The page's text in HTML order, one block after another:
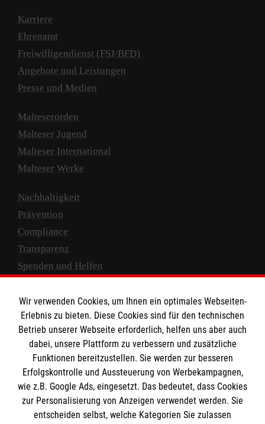
Karriere
Ehrenamt
Freiwilligendienst (FSJ/BFD)
Angebote und Leistungen
Presse und Medien
Malteserorden
Malteser Jugend
Malteser International
Malteser Werke
Nachhaltigkeit
Prävention
Compliance
Transparenz
Spenden und Helfen
Empfänger: Malteser Hilfsdienst e.V.
IBAN: DE10 3706 0120 1201 2000 12
BIC: GENODED 1PA7
Wir verwenden Cookies, um Ihnen ein optimales Webseiten-
Erlebnis zu bieten. Diese Cookies sind für den technischen
Betrieb unserer Webseite erforderlich, helfen uns aber auch
dabei, unsere Plattform zu verbessern und zusätzliche
Funktionen bereitzustellen. Sie werden zur besseren
Erfolgskontrolle und Aussteuerung von Werbekampagnen,
wie z.B. Google Ads, eingesetzt. Das bedeutet, dass Cookies
zur Personalisierung von Anzeigen verwendet werden. Sie
entscheiden selbst, welche Kategorien Sie zulassen